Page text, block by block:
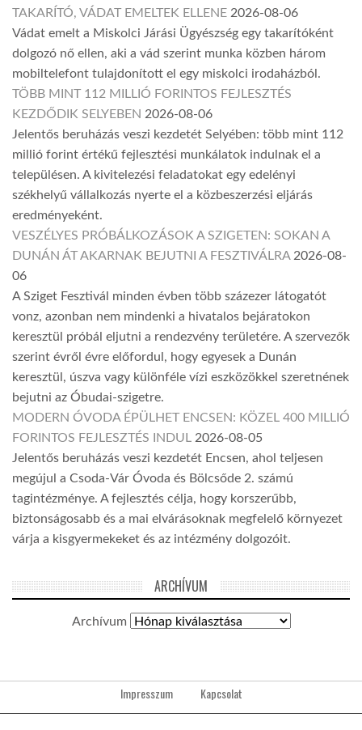
TAKARÍTÓ, VÁDAT EMELTEK ELLENE 2026-08-06
Vádat emelt a Miskolci Járási Ügyészség egy takarítóként
dolgozó nő ellen, aki a vád szerint munka közben három
mobiltelefont tulajdonított el egy miskolci irodaházból.
TÖBB MINT 112 MILLIÓ FORINTOS FEJLESZTÉS
KEZDŐDIK SELYEBEN 2026-08-06
Jelentős beruházás veszi kezdetét Selyében: több mint 112
millió forint értékű fejlesztési munkálatok indulnak el a
településen. A kivitelezési feladatokat egy edelényi
székhelyű vállalkozás nyerte el a közbeszerzési eljárás
eredményeként.
VESZÉLYES PRÓBÁLKOZÁSOK A SZIGETEN: SOKAN A
DUNÁN ÁT AKARNAK BEJUTNI A FESZTIVÁLRA 2026-08-
06
A Sziget Fesztivál minden évben több százezer látogatót
vonz, azonban nem mindenki a hivatalos bejáratokon
keresztül próbál eljutni a rendezvény területére. A szervezők
szerint évről évre előfordul, hogy egyesek a Dunán
keresztül, úszva vagy különféle vízi eszközökkel szeretnének
bejutni az Óbudai-szigetre.
MODERN ÓVODA ÉPÜLHET ENCSEN: KÖZEL 400 MILLIÓ
FORINTOS FEJLESZTÉS INDUL 2026-08-05
Jelentős beruházás veszi kezdetét Encsen, ahol teljesen
megújul a Csoda-Vár Óvoda és Bölcsőde 2. számú
tagintézménye. A fejlesztés célja, hogy korszerűbb,
biztonságosabb és a mai elvárásoknak megfelelő környezet
várja a kisgyermekeket és az intézmény dolgozóit.
ARCHÍVUM
Archívum
Impresszum Kapcsolat